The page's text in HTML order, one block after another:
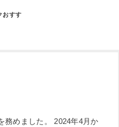
おすす
務めました。 2024年4月か